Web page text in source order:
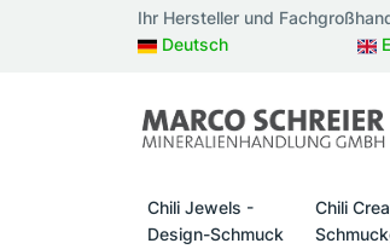
Ihr Hersteller und
Deutsch
Chili Jewels -
Design-Schmuck
Chili